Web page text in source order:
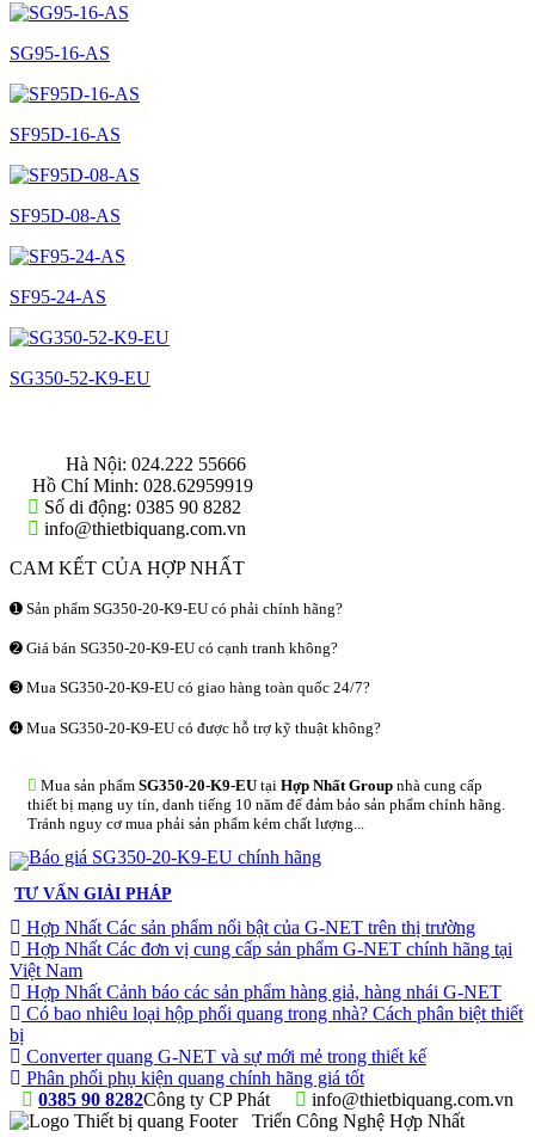
SG95-16-AS
SF95D-16-AS
SF95D-08-AS
SF95-24-AS
SG350-52-K9-EU
Hà Nội: 024.222 55666
Hồ Chí Minh: 028.62959919
Số di động: 0385 90 8282
info@thietbiquang.com.vn
CAM KẾT CỦA HỢP NHẤT
➊ Sản phẩm SG350-20-K9-EU có phải chính hãng?
➋ Giá bán SG350-20-K9-EU có cạnh tranh không?
➌ Mua SG350-20-K9-EU có giao hàng toàn quốc 24/7?
➍ Mua SG350-20-K9-EU có được hỗ trợ kỹ thuật không?
Mua sản phẩm SG350-20-K9-EU tại Hợp Nhất Group nhà cung cấp
thiết bị mạng uy tín, danh tiếng 10 năm để đảm bảo sản phẩm chính hãng.
Tránh nguy cơ mua phải sản phẩm kém chất lượng...
TƯ VẤN GIẢI PHÁP
Hợp Nhất Các sản phẩm nổi bật của G-NET trên thị trường
Hợp Nhất Các đơn vị cung cấp sản phẩm G-NET chính hãng tại
Việt Nam
Hợp Nhất Cảnh báo các sản phẩm hàng giả, hàng nhái G-NET
Có bao nhiêu loại hộp phối quang trong nhà? Cách phân biệt thiết
bị
Converter quang G-NET và sự mới mẻ trong thiết kế
Phân phối phụ kiện quang chính hãng giá tốt
0385 90 8282
info@thietbiquang.com.vn
Công ty CP Phát
Triển Công Nghệ Hợp Nhất